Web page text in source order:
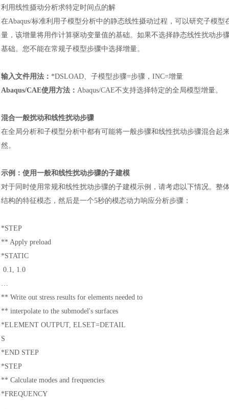
利用线性摄动分析求特定时间点的解
在Abaqus/标准利用子模型分析中的静态线性摄动过程，可以研究子模
量，该增量将用作计算驱动变量值的基础。如果不选择静态线性扰动
基础。您不能在常规子模型步骤中选择增量。
输入文件用法 ： *DSLOAD、子模型步骤=步骤，INC=增量
Abaqus/CAE使用方法 ： Abaqus/CAE不支持选择特定的全局模型增量。
混合一般扰动和线性扰动步骤
在全局分析和子模型分析中都有可能将一般步骤和线性扰动步骤混合起
然。
示例 ： 使用一般和线性扰动步骤的子建模
对于同时使用常规和线性扰动步骤的子建模示例，请考虑以下情况。
结构的特征模态，然后是一个5秒的模态动力响应分析步骤 ：
*STEP
** Apply preload
*STATIC
0.1, 1.0
…
** Write out stress results for elements needed to
** interpolate to the submodel's surfaces
*ELEMENT OUTPUT, ELSET=DETAIL
S
*END STEP
*STEP
** Calculate modes and frequencies
*FREQUENCY